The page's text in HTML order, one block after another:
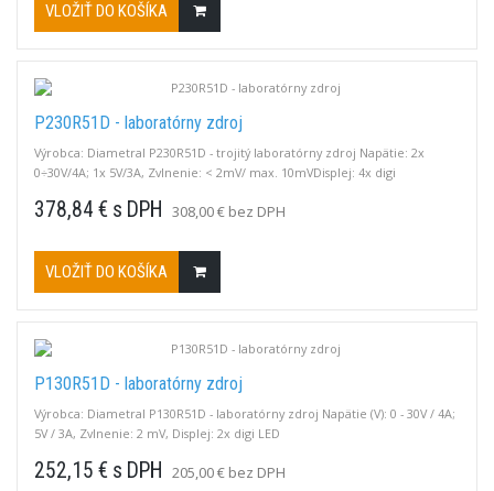
VLOŽIŤ DO KOŠÍKA
P230R51D - laboratórny zdroj
Výrobca: Diametral P230R51D - trojitý laboratórny zdroj Napätie: 2x
0÷30V/4A; 1x 5V/3A, Zvlnenie: < 2mV/ max. 10mVDisplej: 4x digi
378,84 € s DPH 308,00 € bez DPH
VLOŽIŤ DO KOŠÍKA
P130R51D - laboratórny zdroj
Výrobca: Diametral P130R51D - laboratórny zdroj Napätie (V): 0 - 30V / 4A;
5V / 3A, Zvlnenie: 2 mV, Displej: 2x digi LED
252,15 € s DPH 205,00 € bez DPH